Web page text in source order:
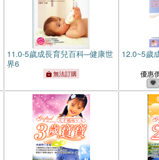
11.0-5歲成長育兒百科─健康世
界6
無法訂購
12.0~5歲
優惠